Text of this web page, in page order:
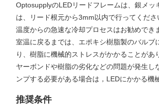
OptosupplyのLEDリードフレームは、銀メ
は、リード根元から3mm以内で行ってくだ
温度からの急速な冷却プロセスはお勧めで
室温に戻るまでは、エポキシ樹脂製のバル
り、樹脂に機械的ストレスがかかることが
ヤーボンドや樹脂の劣化などの問題が発生
ンプする必要がある場合は，LEDにかかる
推奨条件